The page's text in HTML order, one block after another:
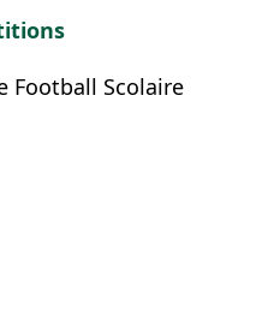
Football Scolaire